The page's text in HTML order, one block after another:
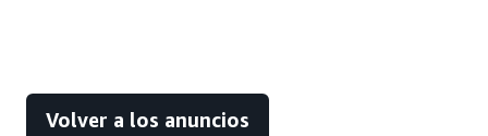
Volver a los anuncios